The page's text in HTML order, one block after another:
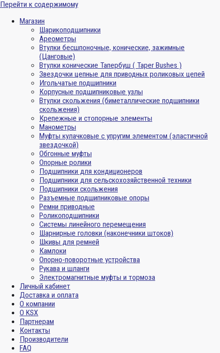
Перейти к содержимому
Магазин
Шарикоподшипники
Ареометры
Втулки бесшпоночные, конические, зажимные
(Цанговые)
Втулки конические Тапербуш ( Taper Bushes )
Звездочки цепные для приводных роликовых цепей
Игольчатые подшипники
Корпусные подшипниковые узлы
Втулки скольжения (биметаллические подшипники
скольжения)
Крепежные и стопорные элементы
Манометры
Муфты кулачковые с упругим элементом (эластичной
звездочкой)
Обгонные муфты
Опорные ролики
Подшипники для кондиционеров
Подшипники для сельскохозяйственной техники
Подшипники скольжения
Разъемные подшипниковые опоры
Ремни приводные
Роликоподшипники
Системы линейного перемещения
Шарнирные головки (наконечники штоков)
Шкивы для ремней
Камлоки
Опорно-поворотные устройства
Рукава и шланги
Электромагнитные муфты и тормоза
Личный кабинет
Доставка и оплата
О компании
О KSX
Партнерам
Контакты
Производители
FAQ